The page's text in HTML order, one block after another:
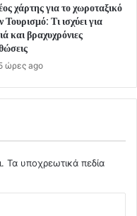
χάρτης για το χωροταξικό
Τουρισμό: Τι ισχύει για
και βραχυχρόνιες
ώρες ago
Τα υποχρεωτικά πεδία